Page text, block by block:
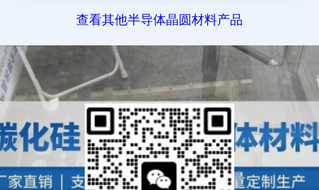
查看其他半导体晶圆材料产品